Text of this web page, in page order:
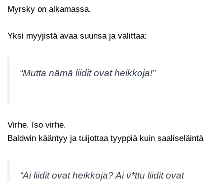
Myrsky on alkamassa.
Yksi myyjistä avaa suunsa ja valittaa:
“Mutta nämä liidit ovat heikkoja!”
Virhe. Iso virhe.
Baldwin kääntyy ja tuijottaa tyyppiä kuin saaliseläintä
“Ai liidit ovat heikkoja? Ai v*ttu liidit ovat